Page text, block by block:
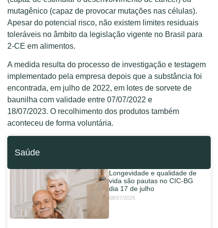
mutagênico (capaz de provocar mutações nas células).
Apesar do potencial risco, não existem limites residuais
toleráveis no âmbito da legislação vigente no Brasil para
2-CE em alimentos.
A medida resulta do processo de investigação e testagem
implementado pela empresa depois que a substância foi
encontrada, em julho de 2022, em lotes de sorvete de
baunilha com validade entre 07/07/2022 e
18/07/2023. O recolhimento dos produtos também
aconteceu de forma voluntária.
Saúde
Longevidade e qualidade de
vida são pautas no CIC-BG
dia 17 de julho
08/07/2026